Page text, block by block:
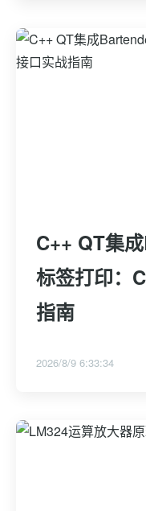
C++ QT集
标签打印：
指南
2026/8/9 6:33:34